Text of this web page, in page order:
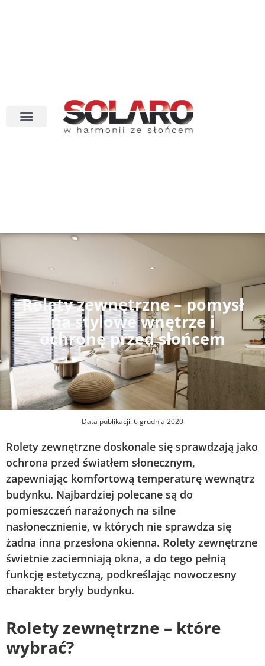
Rolety zewnętrzne – pomysł
na stylowe wnętrze i
ochronę przed słońcem
Data publikacji:6 grudnia 2020
Rolety zewnętrzne doskonale się sprawdzają jako
ochrona przed światłem słonecznym,
zapewniając komfortową temperaturę wewnątrz
budynku. Najbardziej polecane są do
pomieszczeń narażonych na silne
nasłonecznienie, w których nie sprawdza się
żadna inna przesłona okienna. Rolety zewnętrzne
świetnie zaciemniają okna, a do tego pełnią
funkcję estetyczną, podkreślając nowoczesny
charakter bryły budynku.
Rolety zewnętrzne – które
wybrać?